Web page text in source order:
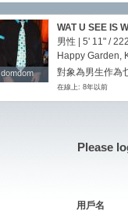
domdom
domdom
WAT U SEE IS
男性 | 5' 11" /
Happy Garden,
對象為男生作為
在線上: 8年以前
Please
用戶名